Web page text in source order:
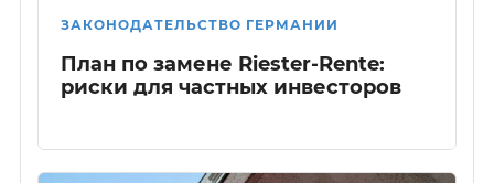
ЗАКОНОДАТЕЛЬСТВО ГЕРМАНИИ
План по замене Riester-Rente:
риски для частных инвесторов